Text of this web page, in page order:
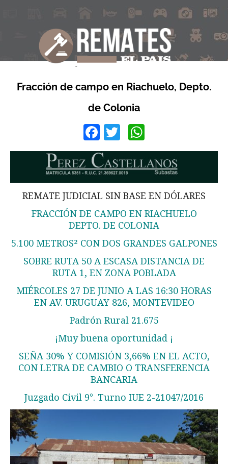
Fracción de campo en Riachuelo, Depto.
de Colonia
Facebook
Twitter
REMATE JUDICIAL SIN BASE EN DÓLARES
FRACCIÓN DE CAMPO EN RIACHUELO
DEPTO. DE COLONIA
5.100 METROS² CON DOS GRANDES GALPONES
SOBRE RUTA 50 A ESCASA DISTANCIA DE
RUTA 1, EN ZONA POBLADA
MIÉRCOLES 27 DE JUNIO A LAS 16:30 HORAS
EN AV. URUGUAY 826, MONTEVIDEO
Padrón Rural 21.675
¡Muy buena oportunidad ¡
SEÑA 30% Y COMISIÓN 3,66% EN EL ACTO,
CON LETRA DE CAMBIO O TRANSFERENCIA
BANCARIA
Juzgado Civil 9°. Turno IUE 2-21047/2016